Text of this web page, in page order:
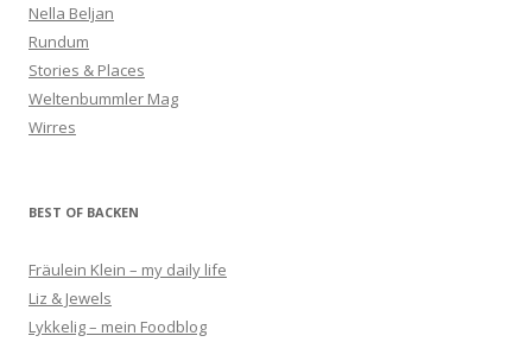
Nella Beljan
Rundum
Stories & Places
Weltenbummler Mag
Wirres
BEST OF BACKEN
Fräulein Klein – my daily life
Liz & Jewels
Lykkelig – mein Foodblog